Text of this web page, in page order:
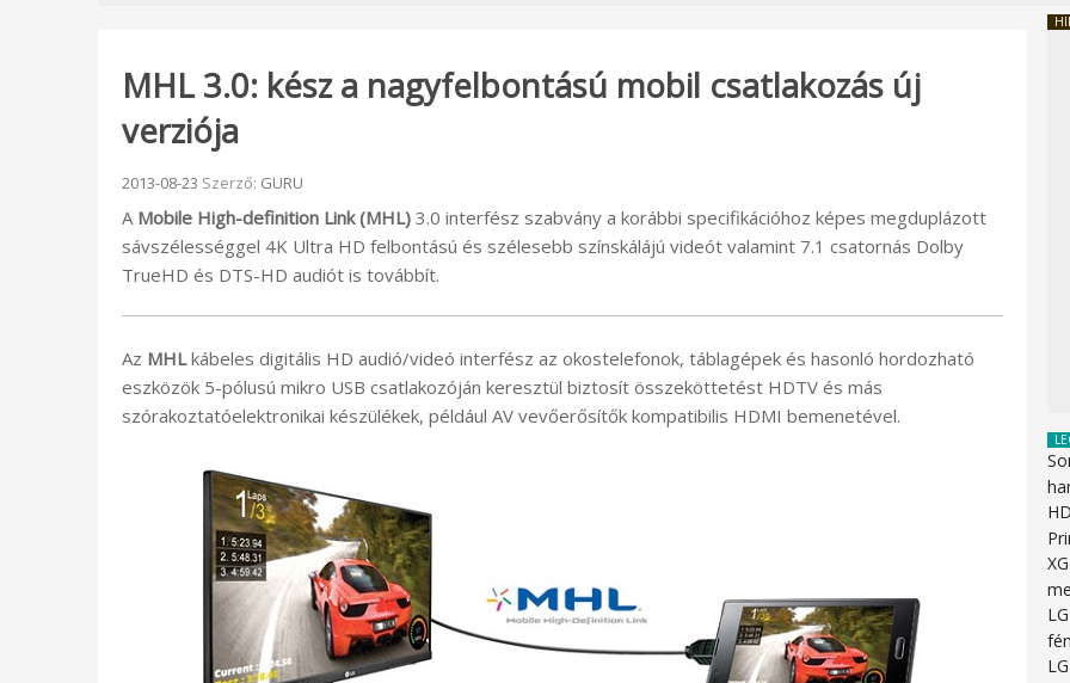
MHL 3.0: kész a nagyfelbontású mobil csatlakozás új
verziója
Beküldve:
2013-08-23 Szerző: GURU
A Mobile High-definition Link (MHL) 3.0 interfész szabvány a korábbi specifikációhoz képes megduplázott
sávszélességgel 4K Ultra HD felbontású és szélesebb színskálájú videót valamint 7.1 csatornás Dolby
TrueHD és DTS-HD audiót is továbbít.
Az MHLkábeles digitális HD audió/videó interfész az okostelefonok, táblagépek és hasonló hordozható
eszközök 5-pólusú mikro USB csatlakozóján keresztül biztosít összeköttetést HDTV és más
szórakoztatóelektronikai készülékek, például AV vevőerősítők kompatibilis HDMI bemenetével.